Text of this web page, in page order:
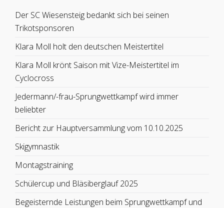
Der SC Wiesensteig bedankt sich bei seinen
Trikotsponsoren
Klara Moll holt den deutschen Meistertitel
Klara Moll krönt Saison mit Vize-Meistertitel im
Cyclocross
Jedermann/-frau-Sprungwettkampf wird immer
beliebter
Bericht zur Hauptversammlung vom 10.10.2025
Skigymnastik
Montagstraining
Schülercup und Bläsiberglauf 2025
Begeisternde Leistungen beim Sprungwettkampf und